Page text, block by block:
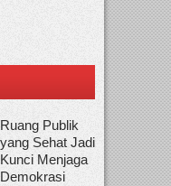
Ruang Publik
yang Sehat Jadi
Kunci Menjaga
Demokrasi